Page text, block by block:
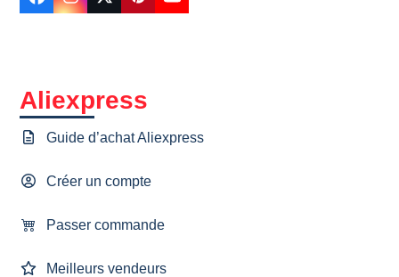
Aliexpress
Guide d’achat Aliexpress
Créer un compte
Passer commande
Meilleurs vendeurs